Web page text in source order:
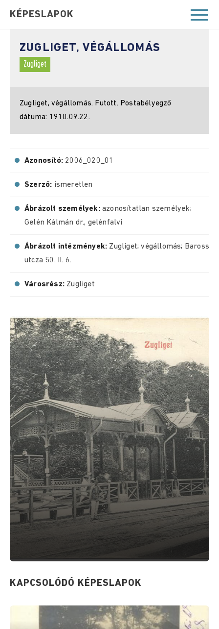
KÉPESLAPOK
ZUGLIGET, VÉGÁLLOMÁS
Zugliget
Zugliget, végállomás. Futott. Postabélyegző
dátuma: 1910.09.22.
Azonosító: 2006_020_01
Szerző: ismeretlen
Ábrázolt személyek: azonosítatlan személyek;
Gelén Kálmán dr., gelénfalvi
Ábrázolt intézmények: Zugliget; végállomás; Baross
utcza 50. II. 6.
Városrész: Zugliget
KAPCSOLÓDÓ KÉPESLAPOK